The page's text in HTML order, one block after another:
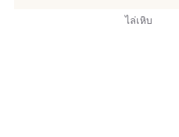
ไล่เหิบ